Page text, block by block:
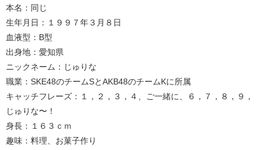
本名：同じ
生年月日：１９９７年３月８日
血液型：B型
出身地：愛知県
ニックネーム：じゅりな
職業：SKE48のチームSとAKB48のチームKに所属
キャッチフレーズ：１，２，３，４、ご一緒に、６，７，８，９，
じゅりな〜！
身長：１６３ｃｍ
趣味：料理、お菓子作り